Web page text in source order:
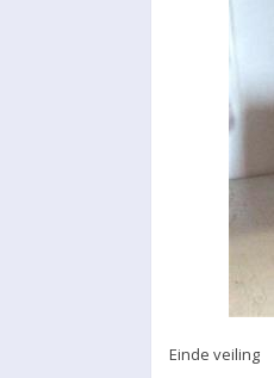
Einde veiling